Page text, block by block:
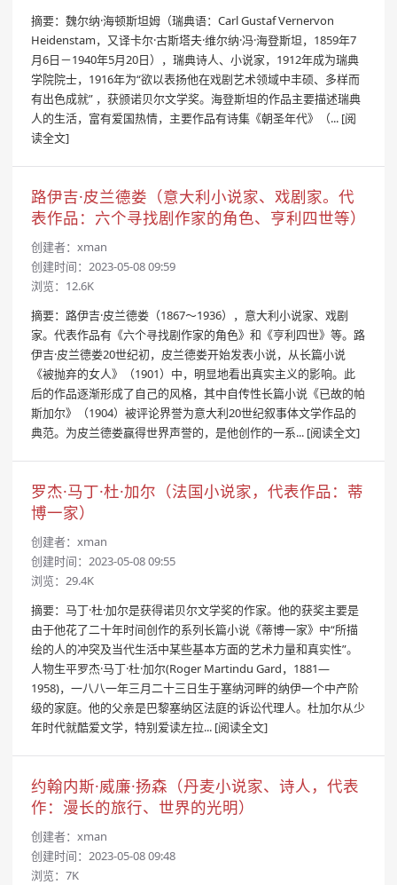
摘要：魏尔纳·海顿斯坦姆（瑞典语：Carl Gustaf Vernervon
Heidenstam，又译卡尔·古斯塔夫·维尔纳·冯·海登斯坦，1859年7
月6日－1940年5月20日），瑞典诗人、小说家，1912年成为瑞典
学院院士，1916年为“欲以表扬他在戏剧艺术领域中丰硕、多样而
有出色成就” ，获颁诺贝尔文学奖。海登斯坦的作品主要描述瑞典
人的生活，富有爱国热情，主要作品有诗集《朝圣年代》（... [阅
读全文]
路伊吉·皮兰德娄（意大利小说家、戏剧家。代
表作品：六个寻找剧作家的角色、亨利四世等）
创建者： xman
创建时间：2023-05-08 09:59
浏览：12.6K
摘要：路伊吉·皮兰德娄（1867～1936），意大利小说家、戏剧
家。代表作品有《六个寻找剧作家的角色》和《亨利四世》等。路
伊吉·皮兰德娄20世纪初，皮兰德娄开始发表小说，从长篇小说
《被抛弃的女人》（1901）中，明显地看出真实主义的影响。此
后的作品逐渐形成了自己的风格，其中自传性长篇小说《已故的帕
斯加尔》（1904）被评论界誉为意大利20世纪叙事体文学作品的
典范。为皮兰德娄赢得世界声誉的，是他创作的一系... [阅读全文]
罗杰·马丁·杜·加尔（法国小说家，代表作品：蒂
博一家）
创建者： xman
创建时间：2023-05-08 09:55
浏览：29.4K
摘要：马丁·杜·加尔是获得诺贝尔文学奖的作家。他的获奖主要是
由于他花了二十年时间创作的系列长篇小说《蒂博一家》中“所描
绘的人的冲突及当代生活中某些基本方面的艺术力量和真实性”。
人物生平罗杰·马丁·杜·加尔(Roger Martindu Gard，1881—
1958)，一八八一年三月二十三日生于塞纳河畔的纳伊一个中产阶
级的家庭。他的父亲是巴黎塞纳区法庭的诉讼代理人。杜加尔从少
年时代就酷爱文学，特别爱读左拉... [阅读全文]
约翰内斯·威廉·扬森（丹麦小说家、诗人，代表
作：漫长的旅行、世界的光明）
创建者： xman
创建时间：2023-05-08 09:48
浏览：7K